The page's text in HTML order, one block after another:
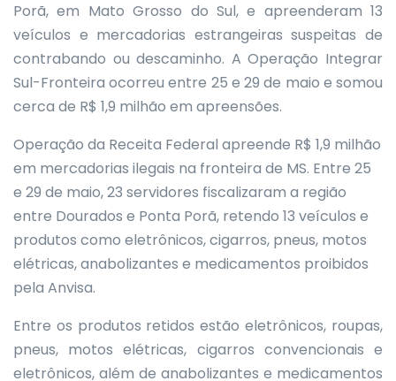
Porã, em Mato Grosso do Sul, e apreenderam 13
veículos e mercadorias estrangeiras suspeitas de
contrabando ou descaminho. A Operação Integrar
Sul-Fronteira ocorreu entre 25 e 29 de maio e somou
cerca de R$ 1,9 milhão em apreensões.
Operação da Receita Federal apreende R$ 1,9 milhão
em mercadorias ilegais na fronteira de MS. Entre 25
e 29 de maio, 23 servidores fiscalizaram a região
entre Dourados e Ponta Porã, retendo 13 veículos e
produtos como eletrônicos, cigarros, pneus, motos
elétricas, anabolizantes e medicamentos proibidos
pela Anvisa.
Entre os produtos retidos estão eletrônicos, roupas,
pneus, motos elétricas, cigarros convencionais e
eletrônicos, além de anabolizantes e medicamentos